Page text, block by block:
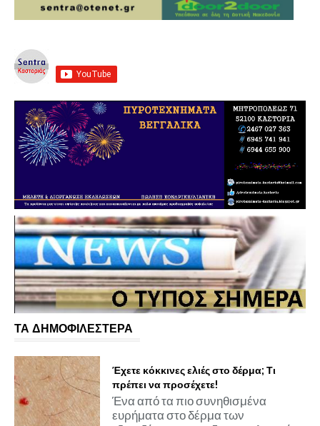
ΤΑ ΔΗΜΟΦΙΛΕΣΤΕΡΑ
Έχετε κόκκινες ελιές στο δέρμα; Τι
πρέπει να προσέχετε!
Ένα από τα πιο συνηθισμένα
ευρήματα στο δέρμα των